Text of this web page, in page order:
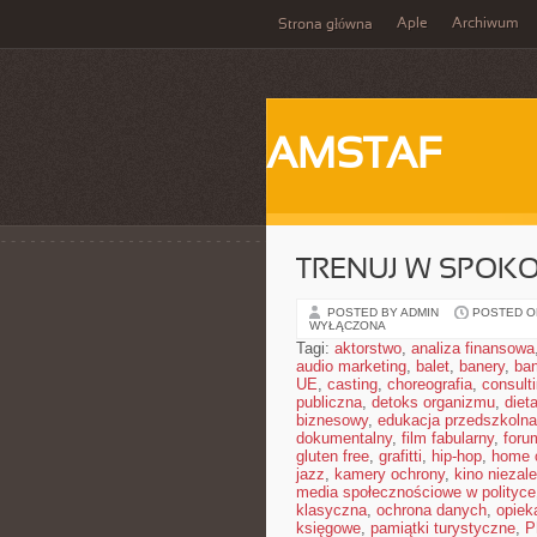
Strona główna Aple Archiwum
AMSTAF
TRENUJ W
POSTED BY ADMIN POSTED
WYŁĄCZONA
Tagi: aktorstwo, analiza finansowa,
audio marketing, balet, banery,
UE, casting, choreografia,
publiczna, detoks organizmu,
biznesowy, edukacja przedszkolna
dokumentalny, film fabularny,
gluten free, grafitti, hip-hop, home
jazz, kamery ochrony, kino
media społecznościowe w polityce
klasyczna, ochrona danych,
księgowe, pamiątki turystyczne,